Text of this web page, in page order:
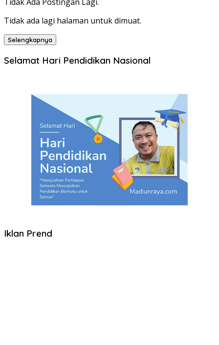
Tidak ada lagi halaman untuk dimuat.
Selengkapnya
Selamat Hari Pendidikan Nasional
Iklan Prend